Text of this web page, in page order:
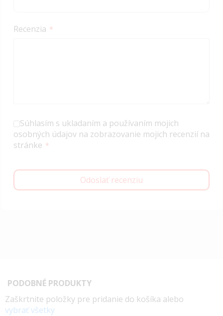
Recenzia
Súhlasím s ukladaním a používaním mojich
osobných údajov na zobrazovanie mojich recenzií na
stránke
Odoslať recenziu
PODOBNÉ PRODUKTY
Zaškrtnite položky pre pridanie do košíka alebo
vybrať všetky